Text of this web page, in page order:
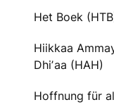
Het Boek
Hiikkaa
Dhiʼaa (HAH)
Hoffnung für